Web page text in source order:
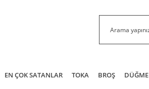
EN ÇOK SATANLAR TOKA BROŞ DÜĞME